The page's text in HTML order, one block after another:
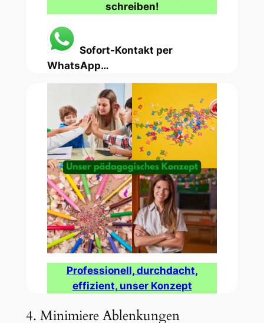
schreiben!
Sofort-Kontakt per
WhatsApp…
Professionell, durchdacht,
effizient, unser Konzept
4. Minimiere Ablenkungen